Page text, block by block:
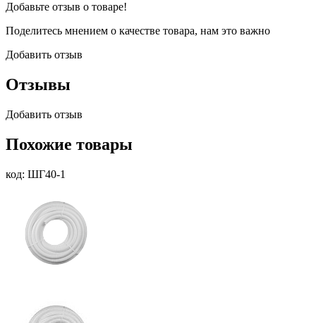
Добавьте отзыв о товаре!
Поделитесь мнением о качестве товара, нам это важно
Добавить отзыв
Отзывы
Добавить отзыв
Похожие товары
код: ШГ40-1